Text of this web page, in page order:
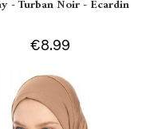
- Turban Noir - Ecardin
€8.99